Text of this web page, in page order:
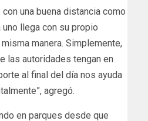
una buena distancia como
llega con su propio
manera. Simplemente,
las autoridades tengan en
al final del día nos ayuda
agregó.
en parques desde que